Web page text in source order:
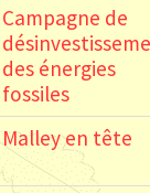
Campagne de
des énergies
fossiles
Malley en tête